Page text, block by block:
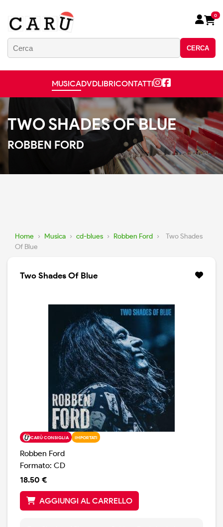
CERCA
0
MUSICADVDLIBRICONTATTI
TWO SHADES OF BLUE
ROBBEN FORD
Home › Musica › cd-blues › Robben Ford ›
Two Shades
Of Blue
Two Shades Of Blue
CARÙ CONSIGLIA IMPORTATI
Robben Ford
Formato: CD
18.50 €
AGGIUNGI AL CARRELLO